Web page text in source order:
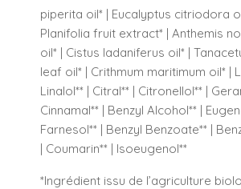
piperita oil* | Eucalyptus citriodora
Planifolia fruit extract* | Anthemis
oil* | Cistus ladaniferus oil* |
leaf oil* | Crithmum maritimum oil* |
Linalol** | Citral** | Citronellol** |
Cinnamal** | Benzyl Alcohol** |
Farnesol** | Benzyl Benzoate** |
| Coumarin** | Isoeugenol**
*Ingrédient issu de l’agriculture